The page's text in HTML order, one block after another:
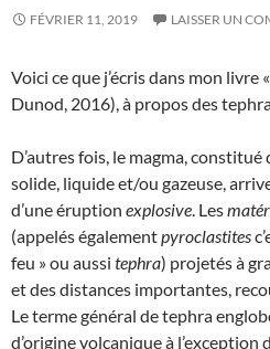
FÉVRIER 11, 2019 LAISSER UN
Voici ce que j’écris dans mon livre
Dunod, 2016), à propos des
D’autres fois, le magma, constitué
solide, liquide et/ou gazeuse,
d’une éruption explosive. Les
(appelés égalementpyroclastites
feu » ou aussi tephra) projetés à
et des distances importantes,
Le terme général de tephra
d’origine volcanique à l’exception